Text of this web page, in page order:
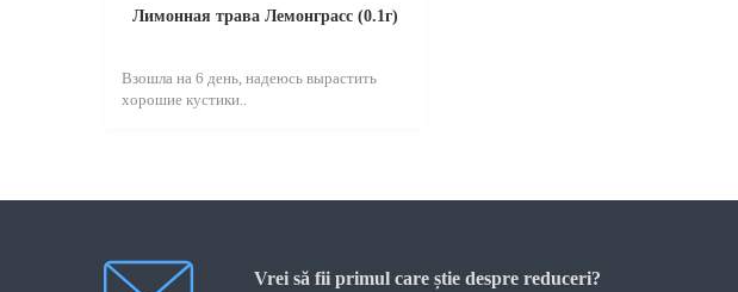
Лимонная трава Лемонграсс (0.1г)
Взошла на 6 день, надеюсь вырастить
хорошие кустики..
Vrei să fii primul care știe despre reduceri?